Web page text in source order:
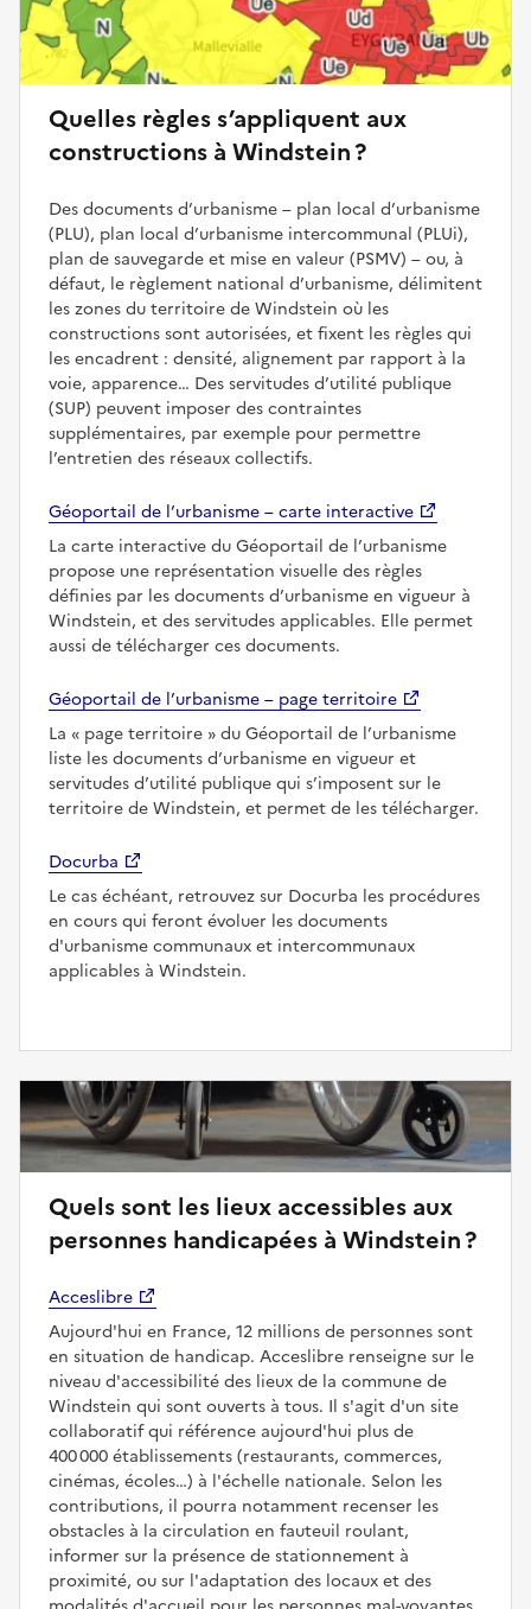
Quelles règles s’appliquent aux
constructions à Windstein ?
Des documents d’urbanisme – plan local d’urbanisme
(PLU), plan local d’urbanisme intercommunal (PLUi),
plan de sauvegarde et mise en valeur (PSMV) – ou, à
défaut, le règlement national d’urbanisme, délimitent
les zones du territoire de Windstein où les
constructions sont autorisées, et fixent les règles qui
les encadrent : densité, alignement par rapport à la
voie, apparence… Des servitudes d’utilité publique
(SUP) peuvent imposer des contraintes
supplémentaires, par exemple pour permettre
l’entretien des réseaux collectifs.
Géoportail de l’urbanisme – carte interactive
La carte interactive du Géoportail de l’urbanisme
propose une représentation visuelle des règles
définies par les documents d’urbanisme en vigueur à
Windstein, et des servitudes applicables. Elle permet
aussi de télécharger ces documents.
Géoportail de l’urbanisme – page territoire
La
page territoire
du Géoportail de l’urbanisme
liste les documents d’urbanisme en vigueur et
servitudes d’utilité publique qui s’imposent sur le
territoire de Windstein, et permet de les télécharger.
Docurba
Le cas échéant, retrouvez sur Docurba les procédures
en cours qui feront évoluer les documents
d'urbanisme communaux et intercommunaux
applicables à Windstein.
Quels sont les lieux accessibles aux
personnes handicapées à Windstein ?
Acceslibre
Aujourd'hui en France, 12 millions de personnes sont
en situation de handicap. Acceslibre renseigne sur le
niveau d'accessibilité des lieux de la commune de
Windstein qui sont ouverts à tous. Il s'agit d'un site
collaboratif qui référence aujourd'hui plus de
400 000 établissements (restaurants, commerces,
cinémas, écoles…) à l'échelle nationale. Selon les
contributions, il pourra notamment recenser les
obstacles à la circulation en fauteuil roulant,
informer sur la présence de stationnement à
proximité, ou sur l'adaptation des locaux et des